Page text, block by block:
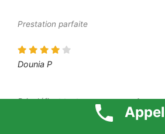
Prestation parfaite
Dounia P
Prix défiant toute concurrence 1 euro